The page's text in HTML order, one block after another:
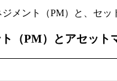
メント（PM）と、セ
（PM）とアセッ